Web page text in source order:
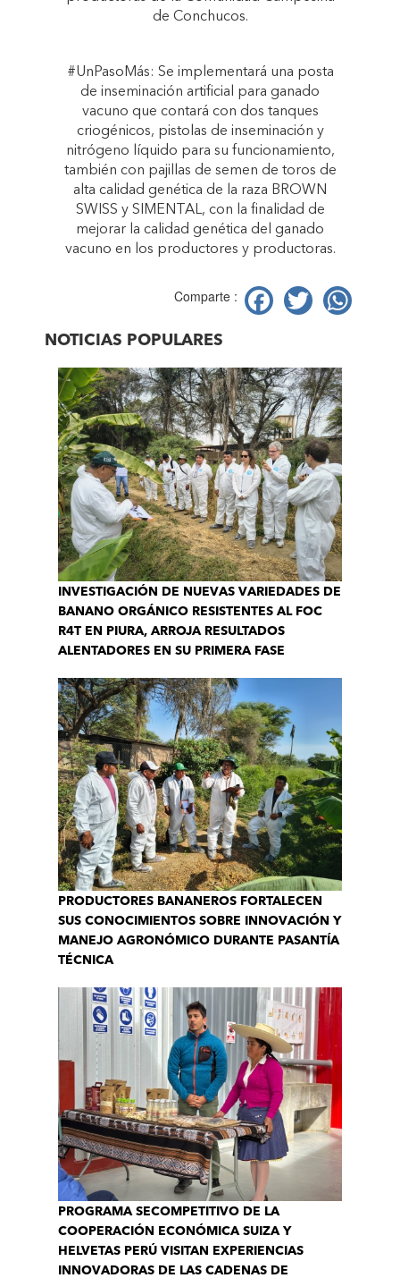
de Conchucos.
#UnPasoMás: Se implementará una posta
de inseminación artificial para ganado
vacuno que contará con dos tanques
criogénicos, pistolas de inseminación y
nitrógeno líquido para su funcionamiento,
también con pajillas de semen de toros de
alta calidad genética de la raza BROWN
SWISS y SIMENTAL, con la finalidad de
mejorar la calidad genética del ganado
vacuno en los productores y productoras.
Comparte : Facebook
Twitter
NOTICIAS POPULARES
INVESTIGACIÓN DE NUEVAS VARIEDADES DE
BANANO ORGÁNICO RESISTENTES AL FOC
R4T EN PIURA, ARROJA RESULTADOS
ALENTADORES EN SU PRIMERA FASE
PRODUCTORES BANANEROS FORTALECEN
SUS CONOCIMIENTOS SOBRE INNOVACIÓN Y
MANEJO AGRONÓMICO DURANTE PASANTÍA
TÉCNICA
PROGRAMA SECOMPETITIVO DE LA
COOPERACIÓN ECONÓMICA SUIZA Y
HELVETAS PERÚ VISITAN EXPERIENCIAS
INNOVADORAS DE LAS CADENAS DE